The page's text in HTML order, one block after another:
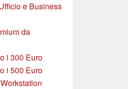
e Business
da
i 300 Euro
i 500 Euro